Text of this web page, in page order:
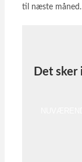
til næste måned.
Det sker